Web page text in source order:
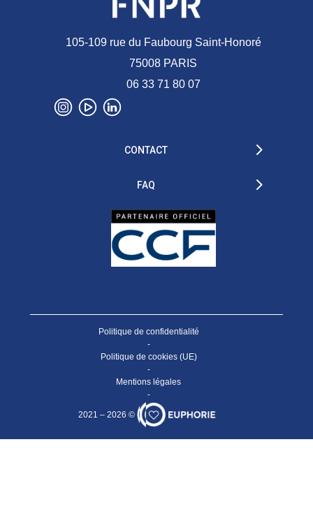
105-109 rue du Faubourg Saint-Honoré
75008 PARIS
06 33 71 80 07
CONTACT
FAQ
Politique de confidentialité
-
Politique de cookies (UE)
-
Mentions légales
-
2021 – 2026 ©